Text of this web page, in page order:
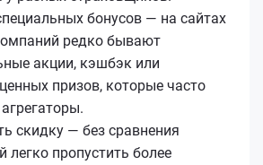
бонусов — на сайтах
редко бывают
акции, кэшбэк или
призов, которые часто
скидку — без сравнения
легко пропустить более